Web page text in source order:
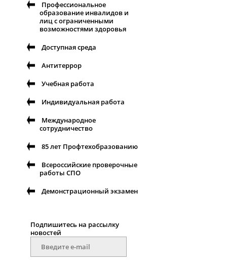
Профессиональное
образование инвалидов и
лиц с ограниченными
возможностями здоровья
Доступная среда
Антитеррор
Учебная работа
Индивидуальная работа
Международное
сотрудничество
85 лет Профтехобразованию
Всероссийские проверочные
работы СПО
Демонстрационный экзамен
Подпишитесь на рассылку
новостей